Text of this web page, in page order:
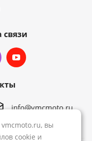
связи
info@vmcmoto.ru
vmcmoto.ru, вы
cookie и